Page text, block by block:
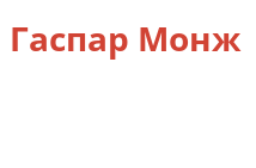
Гаспар Монж